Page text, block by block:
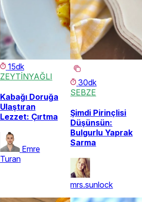
15dk
ZEYTİNYAĞLI
Kabağı Doruğa
Ulaştıran
Lezzet: Çırtma
Emre
Turan
30dk
SEBZE
Şimdi Pirinçlisi
Düşünsün:
Bulgurlu Yaprak
Sarma
mrs.sunlock